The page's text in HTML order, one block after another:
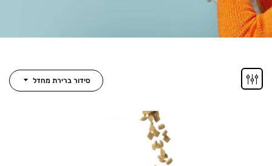
סידור ברירת מחדל